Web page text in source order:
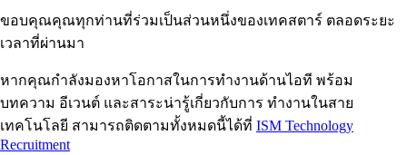
ขอบคุณคุณทุกท่านที่ร่วมเป็นส่วนหนึ่งของเทคสตาร์ ตลอดระยะ
เวลาที่ผ่านมา
หากคุณกำลังมองหาโอกาสในการทำงานด้านไอที พร้อม
บทความ อีเวนต์ และสาระน่ารู้เกี่ยวกับการ ทำงานในสาย
เทคโนโลยี สามารถติดตามทั้งหมดนี้ได้ที่ ISM Technology
Recruitment